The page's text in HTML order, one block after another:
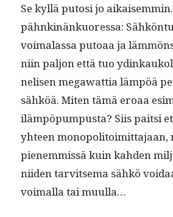
Se kyl­lä putosi jo
pähnk­inänkuores­sa:
voimalas­sa putoaa ja
niin paljon että tuo
nelisen megawat­tia läm­pöä
sähköä. Miten tämä eroaa
iläm­pöpum­pus­ta? Siis pait­si
yhteen monop­o­li­toimit­ta­jaan,
pienem­mis­sä kuin kah­den
niiden tarvit­se­ma sähkö
voimal­la tai muulla…